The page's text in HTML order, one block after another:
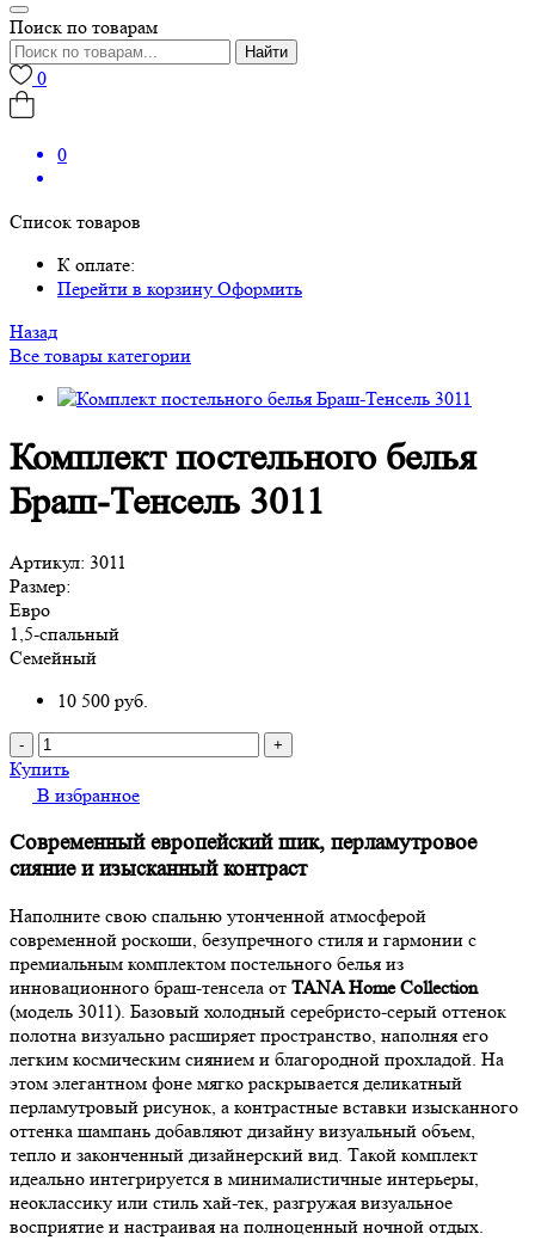
Поиск по товарам
Найти
0
0
Список товаров
К оплате:
Перейти в корзину Оформить
Назад
Все товары категории
Комплект постельного белья
Браш-Тенсель 3011
Артикул: 3011
Размер:
Евро
1,5-спальный
Семейный
10 500 руб.
- +
Купить
В избранное
Современный европейский шик, перламутровое
сияние и изысканный контраст
Наполните свою спальню утонченной атмосферой
современной роскоши, безупречного стиля и гармонии с
премиальным комплектом постельного белья из
инновационного браш-тенсела от TANA Home Collection
(модель 3011). Базовый холодный серебристо-серый оттенок
полотна визуально расширяет пространство, наполняя его
легким космическим сиянием и благородной прохладой. На
этом элегантном фоне мягко раскрывается деликатный
перламутровый рисунок, а контрастные вставки изысканного
оттенка шампань добавляют дизайну визуальный объем,
тепло и законченный дизайнерский вид. Такой комплект
идеально интегрируется в минималистичные интерьеры,
неоклассику или стиль хай-тек, разгружая визуальное
восприятие и настраивая на полноценный ночной отдых.